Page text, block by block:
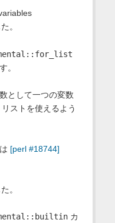
。
。
として一つの変数
ストを使えるよう
[perl #18744]
。
カ